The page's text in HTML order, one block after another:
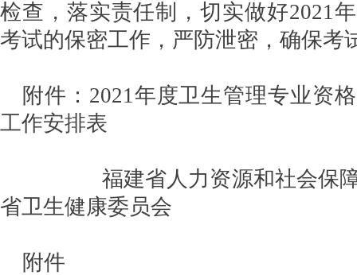
检查，落实责任制，切实做好2021
考试的保密工作，严防泄密，确保考
附件：2021年度卫生管理专业资
工作安排表
福建省人力资源和社
省卫生健康委员会
附件